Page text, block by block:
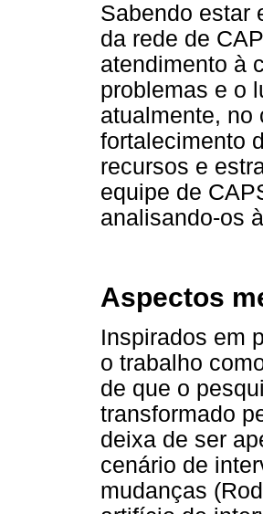
Sabendo estar
da rede de
atendimento à
problemas e o
atualmente, no
fortalecimento
recursos e
equipe de
analisando-os
Aspectos
Inspirados em
o trabalho
de que o
transformado
deixa de ser
cenário de
mudanças